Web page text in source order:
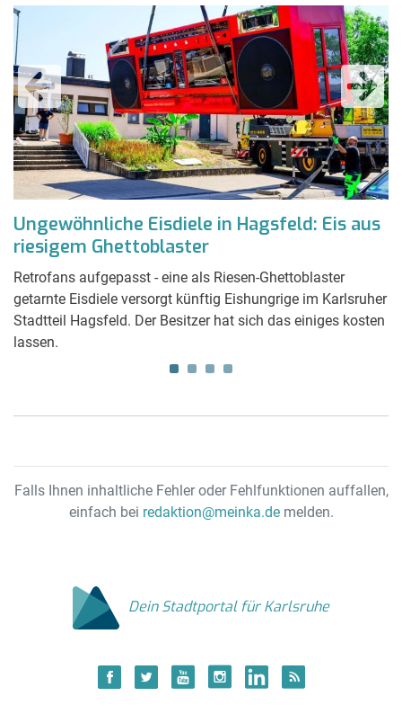
Ungewöhnliche Eisdiele in Hagsfeld: Eis aus
riesigem Ghettoblaster
Retrofans aufgepasst - eine als Riesen-Ghettoblaster
getarnte Eisdiele versorgt künftig Eishungrige im Karlsruher
Stadtteil Hagsfeld. Der Besitzer hat sich das einiges kosten
lassen.
Falls Ihnen inhaltliche Fehler oder Fehlfunktionen auffallen,
einfach bei redaktion@meinka.demelden.
Dein Stadtportal für Karlsruhe